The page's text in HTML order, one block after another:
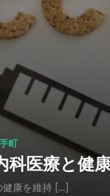
町
科医療と健
健康を維持 […]